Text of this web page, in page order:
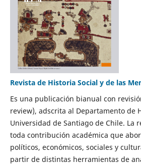
Revista de Historia Social y de las
Es una publicación bianual con
review), adscrita al Departamento de
Universidad de Santiago de Chile. La
toda contribución académica que
políticos, económicos, sociales y
partir de distintas herramientas de